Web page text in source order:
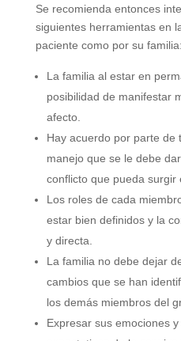
Se recomienda entonces
siguientes herramientas en
paciente como por su familia:
La familia al estar en
posibilidad de manifestar
afecto.
Hay acuerdo por parte de
manejo que se le debe
conflicto que pueda surgir
Los roles de cada
estar bien definidos y la
y directa.
La familia no debe dejar
cambios que se han
los demás miembros del
Expresar sus emociones